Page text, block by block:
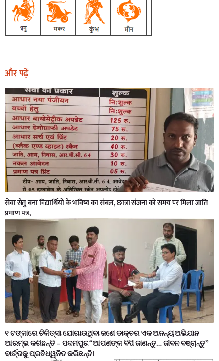
और पढ़ें
सेवा सेतु बना विद्यार्थियों के भविष्य का संबल, छात्रा संजना को समय पर मिला जाति
प्रमाण पत्र,
୧ ଟଙ୍କାରେ ଚିକିତ୍ସା ଯୋଗାଉଥିବା ଜଣେ ଡାକ୍ତର ଏକ ଅନନ୍ୟ ଅଭିଯାନ
ଆରମ୍ଭ କରିଛନ୍ତି – ପଦମପୁର “ଆପଣଙ୍କ ବିପି ଜାଣନ୍ତୁ… ଜୀବନ ବଞ୍ଚାନ୍ତୁ”
ବାର୍ତ୍ତାକୁ ପ୍ରତିଧ୍ୱନିତ କରିଛନ୍ତି।